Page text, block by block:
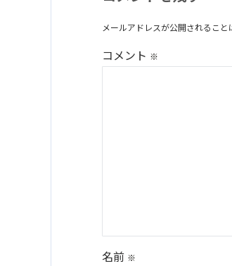
メールアドレスが公開されること
コメント ※
名前 ※